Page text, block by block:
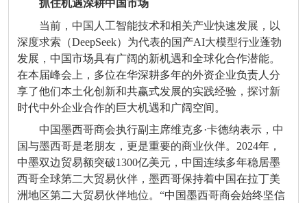
抓住机遇深耕中国市场
当前，中国人工智能技术和相关产业快速发展，以
深度求索（DeepSeek）为代表的国产AI大模型行业蓬勃
发展，中国市场具有广阔的新机遇和全球化合作潜能。
在本届峰会上，多位在华深耕多年的外资企业负责人分
享了他们本土化创新和共赢式发展的实践经验，探讨新
时代中外企业合作的巨大机遇和广阔空间。
中国墨西哥商会执行副主席维克多·卡德纳表示，中
国与墨西哥是老朋友，更是重要的商业伙伴。2024年，
中墨双边贸易额突破1300亿美元，中国连续多年稳居墨
西哥全球第二大贸易伙伴，墨西哥保持着中国在拉丁美
洲地区第二大贸易伙伴地位。“中国墨西哥商会始终坚信